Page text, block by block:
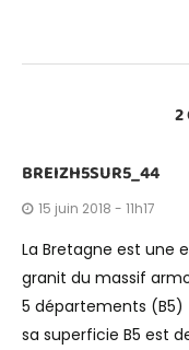
2
BREIZH5SUR5_44
15 juin 2018 - 11h17
La Bretagne est une
granit du massif
5 départements (B5)
sa superficie B5 est